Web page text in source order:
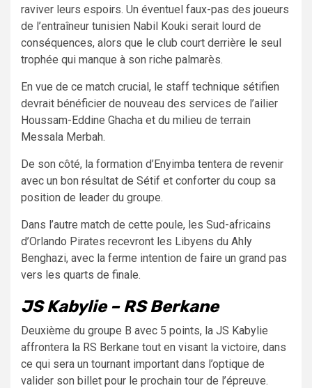
raviver leurs espoirs. Un éventuel faux-pas des joueurs
de l’entraîneur tunisien Nabil Kouki serait lourd de
conséquences, alors que le club court derrière le seul
trophée qui manque à son riche palmarès.
En vue de ce match crucial, le staff technique sétifien
devrait bénéficier de nouveau des services de l’ailier
Houssam-Eddine Ghacha et du milieu de terrain
Messala Merbah.
De son côté, la formation d’Enyimba tentera de revenir
avec un bon résultat de Sétif et conforter du coup sa
position de leader du groupe.
Dans l’autre match de cette poule, les Sud-africains
d’Orlando Pirates recevront les Libyens du Ahly
Benghazi, avec la ferme intention de faire un grand pas
vers les quarts de finale.
JS Kabylie – RS Berkane
Deuxième du groupe B avec 5 points, la JS Kabylie
affrontera la RS Berkane tout en visant la victoire, dans
ce qui sera un tournant important dans l’optique de
valider son billet pour le prochain tour de l’épreuve.